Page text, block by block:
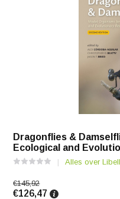
Dragonflies &
Ecological and
Alles over
€145,92
€126,47